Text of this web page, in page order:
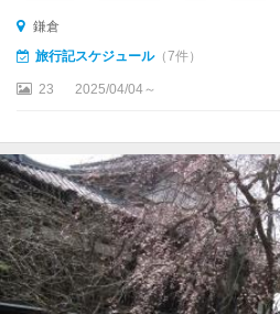
鎌倉
旅行記スケジュール（7件）
23 2025/04/04～